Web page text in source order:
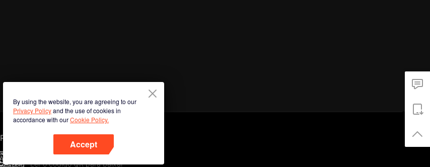
By using the website, you are agreeing to our
Privacy Policyand the use of cookies in
accordance with ourCookie Policy.
Accept
Phone
Ler o código QR para baixar